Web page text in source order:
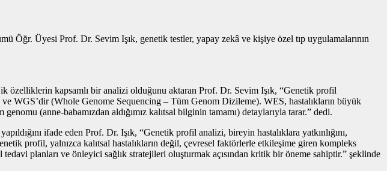
Üyesi Prof. Dr. Sevim Işık, genetik testler, yapay zekâ ve kişiye özel tıp uygulamalarının
özelliklerin kapsamlı bir analizi olduğunu aktaran Prof. Dr. Sevim Işık, “Genetik profil
WGS’dir (Whole Genome Sequencing – Tüm Genom Dizileme). WES, hastalıkların büyük
(anne-babamızdan aldığımız kalıtsal bilginin tamamı) detaylarıyla tarar.” dedi.
ifade eden Prof. Dr. Işık, “Genetik profil analizi, bireyin hastalıklara yatkınlığını,
profil, yalnızca kalıtsal hastalıkların değil, çevresel faktörlerle etkileşime giren kompleks
planları ve önleyici sağlık stratejileri oluşturmak açısından kritik bir öneme sahiptir.” şeklinde